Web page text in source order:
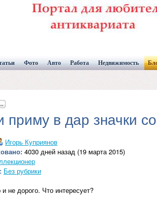
Фото Авто Работа Недвижимость
приму в дар значки
Игорь Куприянов
4030 дней назад (19 марта 2015)
Без рубрики
не дорого. Что интересует?